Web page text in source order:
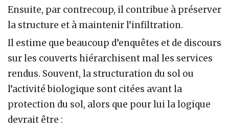
Ensuite, par contrecoup, il contribue à préserver
la structure et à maintenir l’infiltration.
Il estime que beaucoup d’enquêtes et de discours
sur les couverts hiérarchisent mal les services
rendus. Souvent, la structuration du sol ou
l’activité biologique sont citées avant la
protection du sol, alors que pour lui la logique
devrait être :